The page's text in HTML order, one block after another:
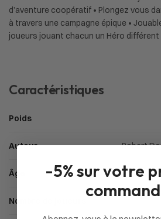
d’aventure coopératif • Plongez vous
à travers une campagne épique •
joueurs jouant chacun un Héro différent
Caractéristiques
Poids
Auteur Robert
Âge
Nombre de joueurs
-5% sur votre